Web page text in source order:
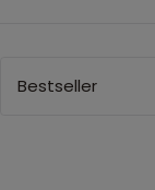
Bestseller